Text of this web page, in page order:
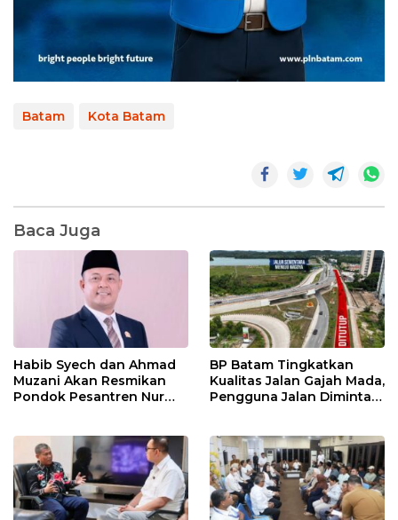
Batam Kota Batam
Baca Juga
Habib Syech dan Ahmad
Muzani Akan Resmikan
Pondok Pesantren Nur
BP Batam Tingkatkan
Kualitas Jalan Gajah Mada,
Pengguna Jalan Diminta